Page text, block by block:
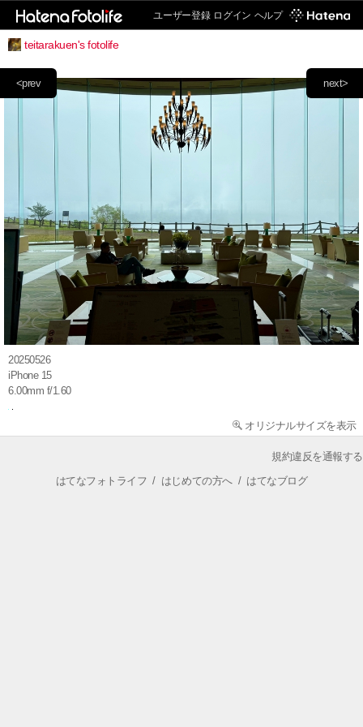
ユーザー登録 ログイン ヘルプ
teitarakuen's fotolife
next>
<prev
20250526
iPhone 15
6.00mm f/1.60
オリジナルサイズを表示
規約違反を通報する
はてなフォトライフ / はじめての方へ/ はてなブログ